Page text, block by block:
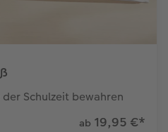
Schulzeit bewahren
ab 19,95 €*